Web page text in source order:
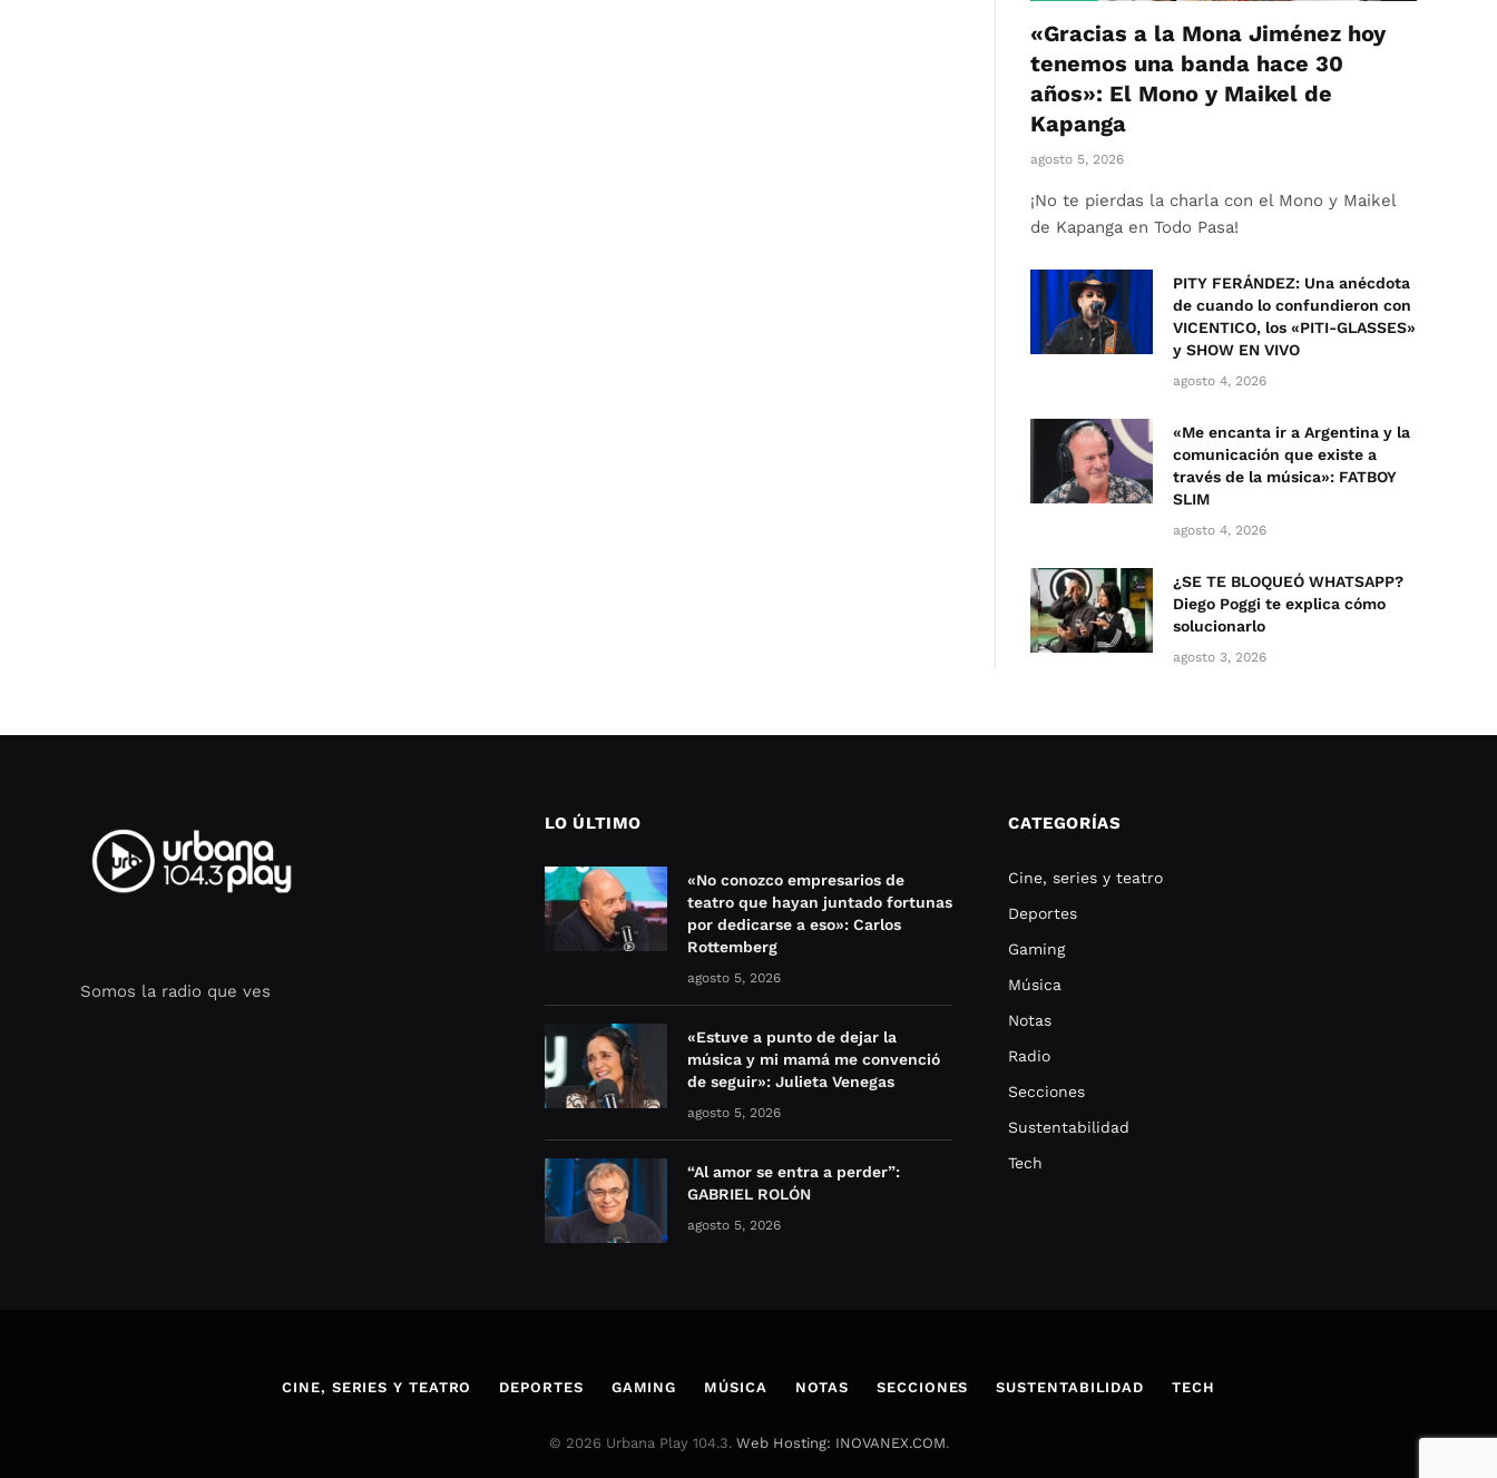
«Gracias a la Mona Jiménez hoy
tenemos una banda hace 30
años»: El Mono y Maikel de
Kapanga
agosto 5, 2026
¡No te pierdas la charla con el Mono y Maikel
de Kapanga en Todo Pasa!
PITY FERÁNDEZ: Una anécdota
de cuando lo confundieron con
VICENTICO, los «PITI-GLASSES»
y SHOW EN VIVO
agosto 4, 2026
«Me encanta ir a Argentina y la
comunicación que existe a
través de la música»: FATBOY
SLIM
agosto 4, 2026
¿SE TE BLOQUEÓ WHATSAPP?
Diego Poggi te explica cómo
solucionarlo
agosto 3, 2026
Somos la radio que ves
LO ÚLTIMO
«No conozco empresarios de
teatro que hayan juntado fortunas
por dedicarse a eso»: Carlos
Rottemberg
agosto 5, 2026
«Estuve a punto de dejar la
música y mi mamá me convenció
de seguir»: Julieta Venegas
agosto 5, 2026
“Al amor se entra a perder”:
GABRIEL ROLÓN
agosto 5, 2026
CATEGORÍAS
Cine, series y teatro
Deportes
Gaming
Música
Notas
Radio
Secciones
Sustentabilidad
Tech
CINE, SERIES Y TEATRO DEPORTES GAMING MÚSICA NOTAS SECCIONES SUSTENTABILIDAD TECH
© 2026 Urbana Play 104.3. Web Hosting: INOVANEX.COM.